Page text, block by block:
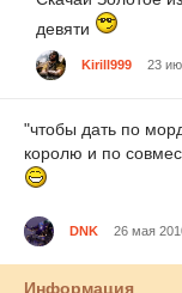
девяти
Kirill999 23
"чтобы дать по
королю и по
DNK 26 мая
Информация